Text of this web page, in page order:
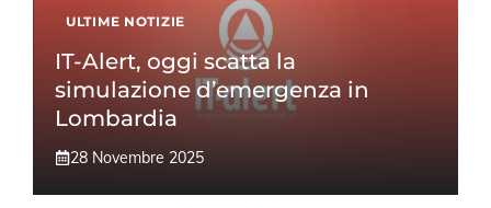
ULTIME NOTIZIE
IT-Alert, oggi scatta la
simulazione d’emergenza in
Lombardia
28 Novembre 2025